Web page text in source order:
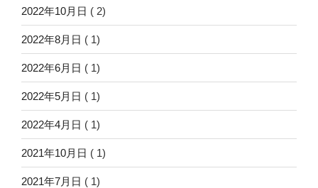
2022年10月日 ( 2)
2022年8月日 ( 1)
2022年6月日 ( 1)
2022年5月日 ( 1)
2022年4月日 ( 1)
2021年10月日 ( 1)
2021年7月日 ( 1)